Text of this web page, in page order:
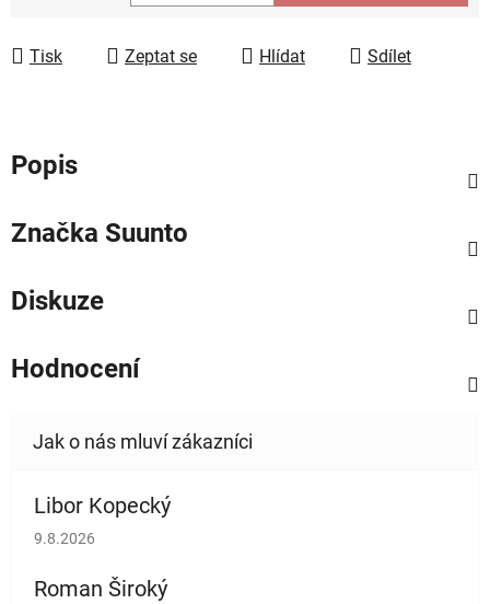
Tisk Zeptat se Hlídat Sdílet
Popis
Značka Suunto
Diskuze
Hodnocení
Libor Kopecký
Hodnocení obchodu je 5 z 5 hvězdiček.
9.8.2026
Roman Široký